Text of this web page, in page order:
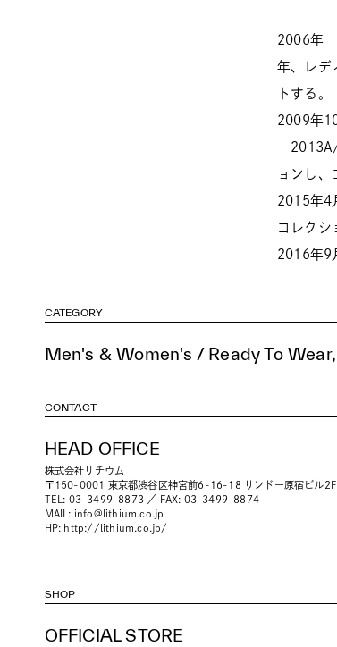
2006年
年、レデ
トする。
2009年
2013A/
ョンし、
2015年4
コレクシ
2016年9
CATEGORY
Men's & Women's / Ready To
CONTACT
HEAD OFFICE
株式会社リチウム
〒150-0001 東京都渋谷区神宮前6-16-18 サンドー原宿ビル2F
TEL: 03-3499-8873 ／ FAX: 03-3499-8874
MAIL: info@lithium.co.jp
HP: http://lithium.co.jp/
SHOP
OFFICIAL STORE